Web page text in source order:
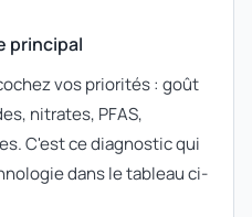
principal
vos priorités : goût
nitrates, PFAS,
C'est ce diagnostic qui
dans le tableau ci-